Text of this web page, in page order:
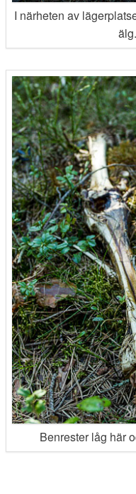
I närheten av
älg.
Benrester låg här